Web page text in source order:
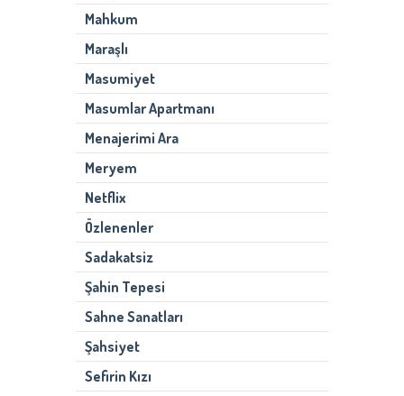
Mahkum
Maraşlı
Masumiyet
Masumlar Apartmanı
Menajerimi Ara
Meryem
Netflix
Özlenenler
Sadakatsiz
Şahin Tepesi
Sahne Sanatları
Şahsiyet
Sefirin Kızı